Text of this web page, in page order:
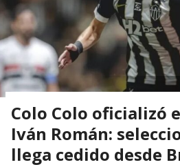
Colo Colo oficializó
Iván Román:
llega cedido desde